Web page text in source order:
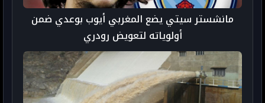
مانشستر سيتي يضع المغربي أيوب بوعدي ضمن
أولوياته لتعويض رودري